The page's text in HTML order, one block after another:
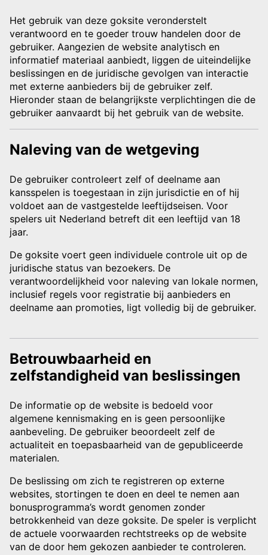
Het gebruik van deze goksite veronderstelt
verantwoord en te goeder trouw handelen door de
gebruiker. Aangezien de website analytisch en
informatief materiaal aanbiedt, liggen de uiteindelijke
beslissingen en de juridische gevolgen van interactie
met externe aanbieders bij de gebruiker zelf.
Hieronder staan de belangrijkste verplichtingen die de
gebruiker aanvaardt bij het gebruik van de website.
Naleving van de wetgeving
De gebruiker controleert zelf of deelname aan
kansspelen is toegestaan in zijn jurisdictie en of hij
voldoet aan de vastgestelde leeftijdseisen. Voor
spelers uit Nederland betreft dit een leeftijd van 18
jaar.
De goksite voert geen individuele controle uit op de
juridische status van bezoekers. De
verantwoordelijkheid voor naleving van lokale normen,
inclusief regels voor registratie bij aanbieders en
deelname aan promoties, ligt volledig bij de gebruiker.
Betrouwbaarheid en
zelfstandigheid van beslissingen
De informatie op de website is bedoeld voor
algemene kennismaking en is geen persoonlijke
aanbeveling. De gebruiker beoordeelt zelf de
actualiteit en toepasbaarheid van de gepubliceerde
materialen.
De beslissing om zich te registreren op externe
websites, stortingen te doen en deel te nemen aan
bonusprogramma’s wordt genomen zonder
betrokkenheid van deze goksite. De speler is verplicht
de actuele voorwaarden rechtstreeks op de website
van de door hem gekozen aanbieder te controleren.